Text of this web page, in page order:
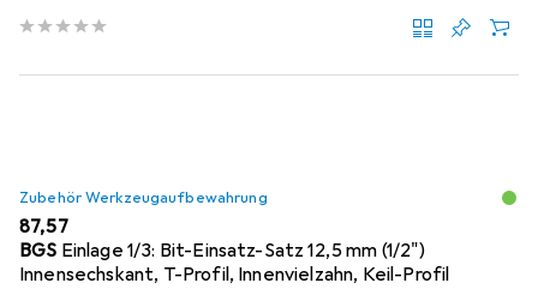
Zubehör Werkzeugaufbewahrung
EUR
87,57
BGS Einlage 1/3: Bit-Einsatz-Satz 12,5 mm (1/2")
Innensechskant, T-Profil, Innenvielzahn, Keil-Profil